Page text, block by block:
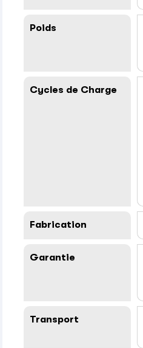
Poids
Cycles de Charge
Fabrication
Garantie
Transport